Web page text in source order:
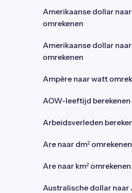
Amerikaanse dollar
omrekenen
Amerikaanse dollar
omrekenen
Ampère naar watt
AOW-leeftijd berekenen
Arbeidsverleden
Are naar dm² omrekenen
Are naar km² omrekenen
Australische dollar